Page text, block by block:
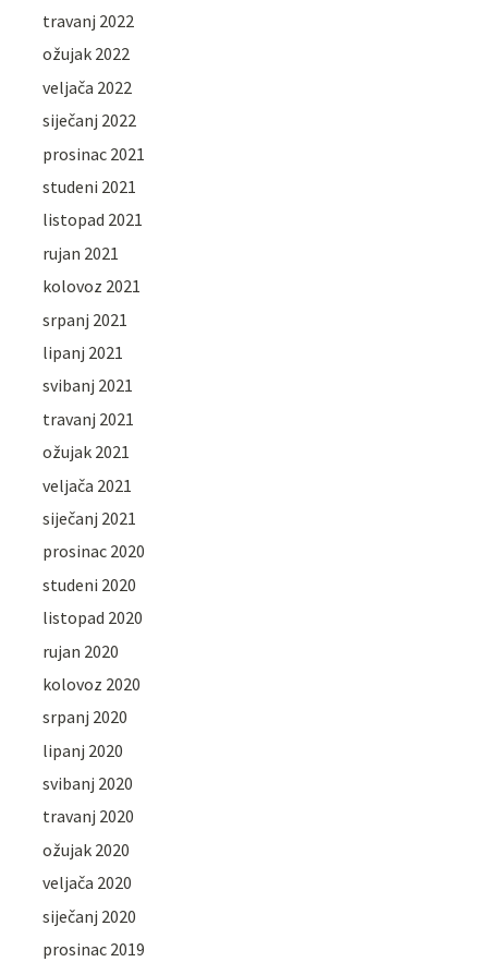
travanj 2022
ožujak 2022
veljača 2022
siječanj 2022
prosinac 2021
studeni 2021
listopad 2021
rujan 2021
kolovoz 2021
srpanj 2021
lipanj 2021
svibanj 2021
travanj 2021
ožujak 2021
veljača 2021
siječanj 2021
prosinac 2020
studeni 2020
listopad 2020
rujan 2020
kolovoz 2020
srpanj 2020
lipanj 2020
svibanj 2020
travanj 2020
ožujak 2020
veljača 2020
siječanj 2020
prosinac 2019